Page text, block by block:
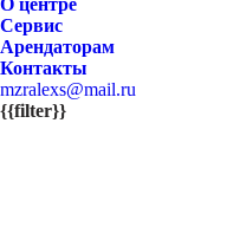
О центре
Сервис
Арендаторам
Контакты
mzralexs@mail.ru
{{filter}}